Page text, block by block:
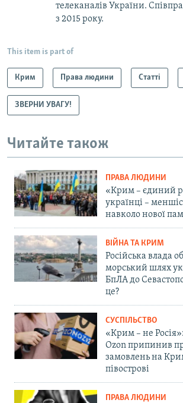
телеканалів України.
з 2015 року.
This item is part of
Крим Права людини Статті
ЗВЕРНИ УВАГУ!
Читайте також
ПРАВА ЛЮДИНИ
«Крим – єдиний
українці –
навколо нової
ВІЙНА ТА КРИМ
Російська влада
морський шлях
БпЛА до
це?
СУСПІЛЬСТВО
«Крим – не
Ozon припинив
замовлень на
півострові
ПРАВА ЛЮДИНИ